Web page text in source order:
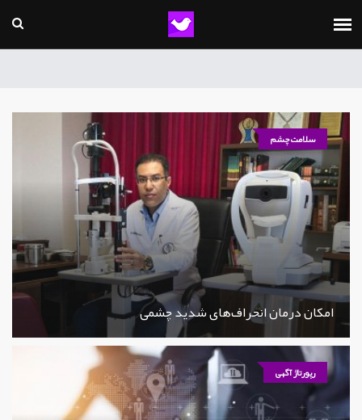
سلامت چشم
امکان درمان انحراف‌های شدید چشمی
رپورتاژ آگهی